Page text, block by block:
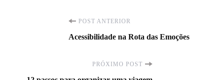
Navegação
post
POST ANTERIOR
Acessibilidade na Rota das Emoções
PRÓXIMO POST